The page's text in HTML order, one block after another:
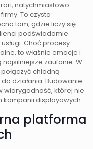
natychmiastowo
To czysta
tam, gdzie liczy się
podświadomie
Choć procesy
to właśnie emocje i
zaufanie. W
chłodną
działania. Budowanie
wiarygodność, której nie
kampanii displayowych.
platforma